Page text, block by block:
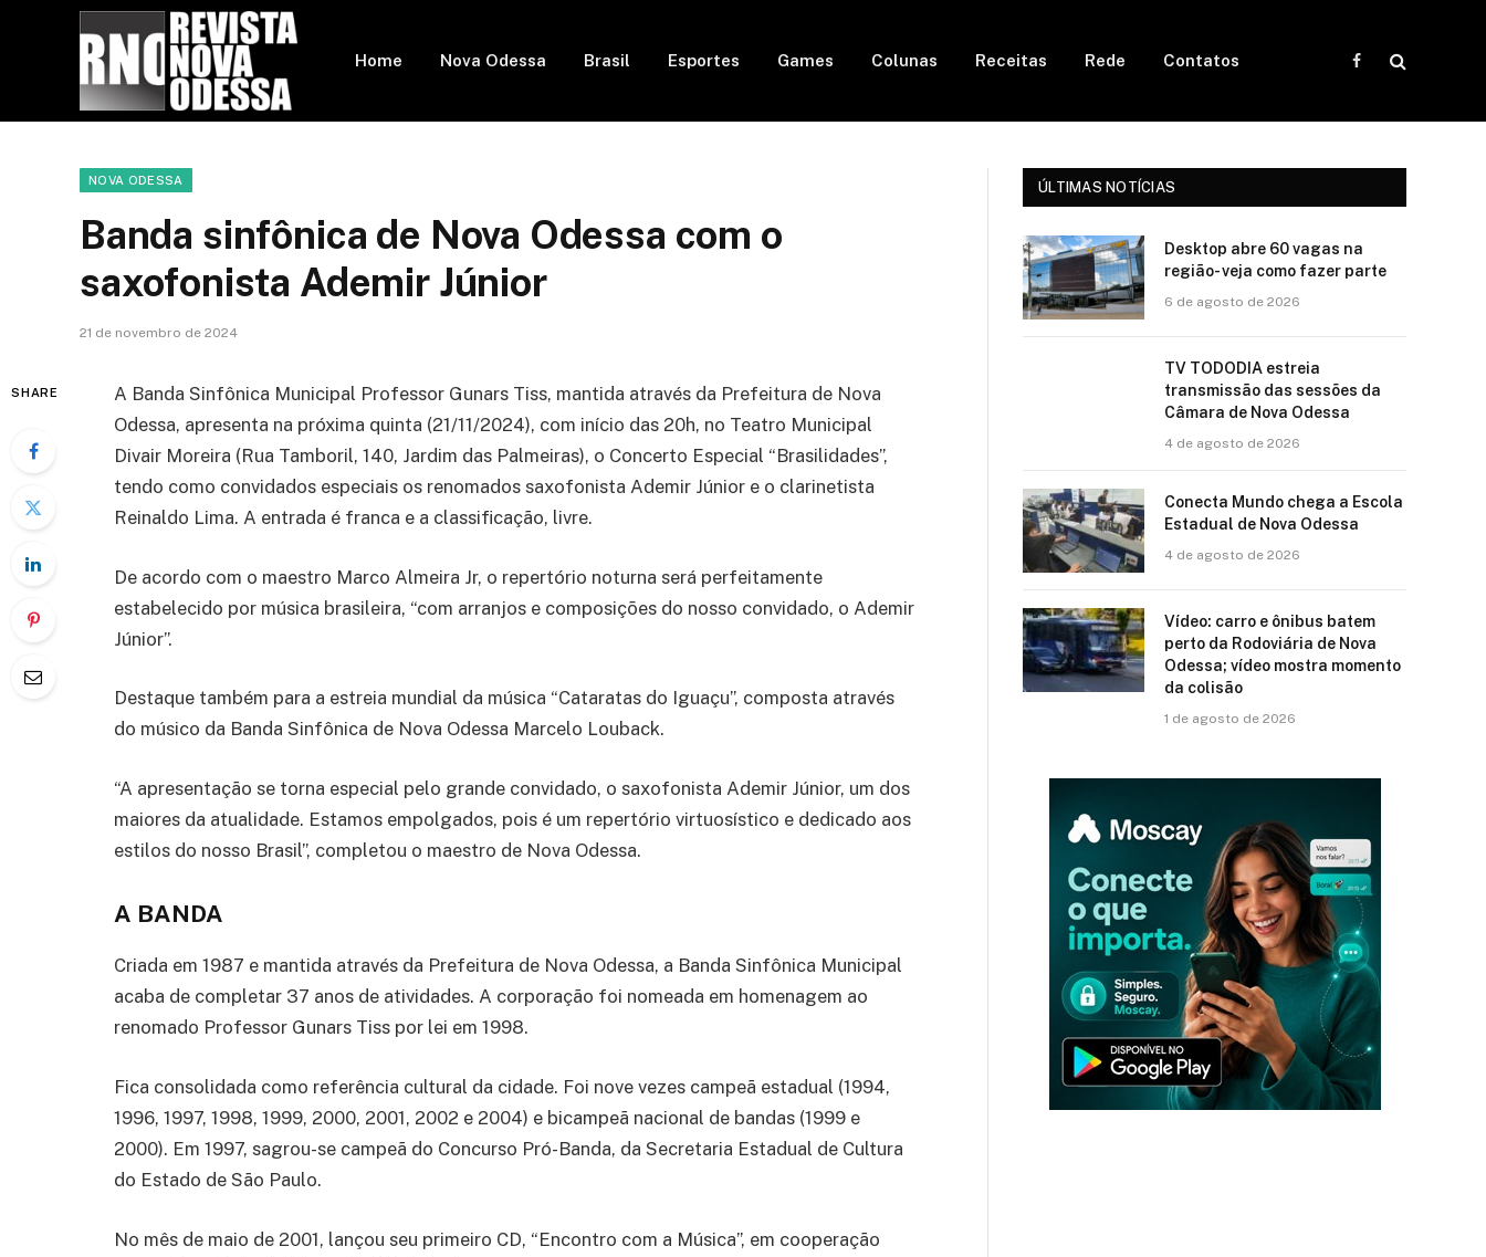
Home Nova Odessa Brasil Esportes Games Colunas Receitas Rede Contatos
Facebook
NOVA ODESSA
Banda sinfônica de Nova Odessa com o
saxofonista Ademir Júnior
21 de novembro de 2024
SHARE
A Banda Sinfônica Municipal Professor Gunars Tiss, mantida através da Prefeitura de Nova
Odessa, apresenta na próxima quinta (21/11/2024), com início das 20h, no Teatro Municipal
Divair Moreira (Rua Tamboril, 140, Jardim das Palmeiras), o Concerto Especial “Brasilidades”,
tendo como convidados especiais os renomados saxofonista Ademir Júnior e o clarinetista
Reinaldo Lima. A entrada é franca e a classificação, livre.
De acordo com o maestro Marco Almeira Jr, o repertório noturna será perfeitamente
estabelecido por música brasileira, “com arranjos e composições do nosso convidado, o Ademir
Júnior”.
Destaque também para a estreia mundial da música “Cataratas do Iguaçu”, composta através
do músico da Banda Sinfônica de Nova Odessa Marcelo Louback.
“A apresentação se torna especial pelo grande convidado, o saxofonista Ademir Júnior, um dos
maiores da atualidade. Estamos empolgados, pois é um repertório virtuosístico e dedicado aos
estilos do nosso Brasil”, completou o maestro de Nova Odessa.
A BANDA
Criada em 1987 e mantida através da Prefeitura de Nova Odessa, a Banda Sinfônica Municipal
acaba de completar 37 anos de atividades. A corporação foi nomeada em homenagem ao
renomado Professor Gunars Tiss por lei em 1998.
Fica consolidada como referência cultural da cidade. Foi nove vezes campeã estadual (1994,
1996, 1997, 1998, 1999, 2000, 2001, 2002 e 2004) e bicampeã nacional de bandas (1999 e
2000). Em 1997, sagrou-se campeã do Concurso Pró-Banda, da Secretaria Estadual de Cultura
do Estado de São Paulo.
No mês de maio de 2001, lançou seu primeiro CD, “Encontro com a Música”, em cooperação
ÚLTIMAS NOTÍCIAS
Desktop abre 60 vagas na
região- veja como fazer parte
6 de agosto de 2026
TV TODODIA estreia
transmissão das sessões da
Câmara de Nova Odessa
4 de agosto de 2026
Conecta Mundo chega a Escola
Estadual de Nova Odessa
4 de agosto de 2026
Vídeo: carro e ônibus batem
perto da Rodoviária de Nova
Odessa; vídeo mostra momento
da colisão
1 de agosto de 2026